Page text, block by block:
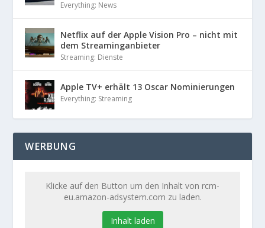
Everything: News
Netflix auf der Apple Vision Pro – nicht mit
dem Streaminganbieter
Streaming: Dienste
Apple TV+ erhält 13 Oscar Nominierungen
Everything: Streaming
WERBUNG
Klicke auf den Button um den Inhalt von rcm-
eu.amazon-adsystem.com zu laden.
Inhalt laden